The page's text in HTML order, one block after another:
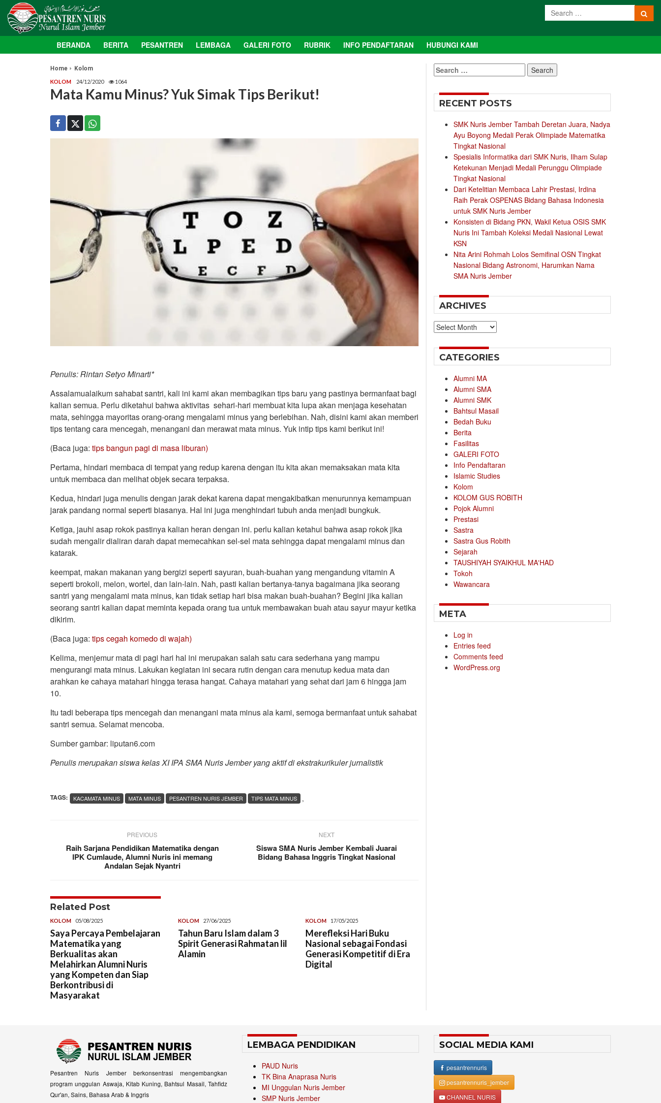
BERANDA BERITA PESANTREN LEMBAGA GALERI FOTO RUBRIK INFO PENDAFTARAN HUBUNGI KAMI
Home Kolom
KOLOM 24/12/2020 1064
Mata Kamu Minus? Yuk Simak Tips Berikut!
Penulis: Rintan Setyo Minarti*
Assalamualaikum sahabat santri, kali ini kami akan membagikan tips baru yang pastinya bermanfaat bagi
kalian semua. Perlu diketahui bahwa aktivitas sehari-hari membuat kita lupa akan menjaga kesehatan
mata, sehingga mayoritas orang-orang mengalami minus yang berlebihan. Nah, disini kami akan memberi
tips tentang cara mencegah, menangani dan merawat mata minus. Yuk intip tips kami berikut ini!
(Baca juga: tips bangun pagi di masa liburan)
Pertama, hindari membaca di tempat yang redup karena dengan itu kita akan memaksakan mata kita
untuk membaca dan melihat objek secara terpaksa.
Kedua, hindari juga menulis dengan jarak dekat karena dapat mengakibatkan menurunnya kemampuan
jarak pandang normal seperti biasanya. Hal ini juga menghindari tubuh anda menjadi bungkuk.
Ketiga, jauhi asap rokok pastinya kalian heran dengan ini. perlu kalian ketahui bahwa asap rokok jika
sudah mengalir dialiran darah dapat memecahkan sel-sel mata sehingga dapat mengalami minus dan
katarak.
keempat, makan makanan yang bergizi seperti sayuran, buah-buahan yang mengandung vitamin A
seperti brokoli, melon, wortel, dan lain-lain. Nah, pasti kalian bertanya-tanya bagaimana jika seorang
santri yang mengalami mata minus, kan tidak setiap hari bisa makan buah-buahan? Begini jika kalian
seorang santri kalian dapat meminta kepada orang tua untuk membawakan buah atau sayur mayur ketika
dikirim.
(Baca juga: tips cegah komedo di wajah)
Kelima, menjemur mata di pagi hari hal ini merupakan salah satu cara sederhana yang mampu
mengurangi mata minus. Lakukan kegiatan ini secara rutin dengan cara menutup kedua mata dan
arahkan ke cahaya matahari hingga terasa hangat. Cahaya matahari yang sehat dari jam 6 hingga jam
10.
Itu tadi beberapa tips mencegah dan menangani mata minus ala kami, semoga bermanfaat untuk sahabat
santri semua. Selamat mencoba.
Sumber gambar: liputan6.com
Penulis merupakan siswa kelas XI IPA SMA Nuris Jember yang aktif di ekstrakurikuler jurnalistik
TAGS: ,
KACAMATA MINUS MATA MINUS PESANTREN NURIS JEMBER TIPS MATA MINUS
PREVIOUS
Raih Sarjana Pendidikan Matematika dengan
IPK Cumlaude, Alumni Nuris ini memang
Andalan Sejak Nyantri
NEXT
Siswa SMA Nuris Jember Kembali Juarai
Bidang Bahasa Inggris Tingkat Nasional
Related Post
KOLOM 05/08/2025
Saya Percaya Pembelajaran
Matematika yang
Berkualitas akan
Melahirkan Alumni Nuris
yang Kompeten dan Siap
Berkontribusi di
Masyarakat
KOLOM 27/06/2025
Tahun Baru Islam dalam 3
Spirit Generasi Rahmatan lil
Alamin
KOLOM 17/05/2025
Merefleksi Hari Buku
Nasional sebagai Fondasi
Generasi Kompetitif di Era
Digital
Search
for:
RECENT POSTS
SMK Nuris Jember Tambah Deretan Juara, Nadya
Ayu Boyong Medali Perak Olimpiade Matematika
Tingkat Nasional
Spesialis Informatika dari SMK Nuris, Ilham Sulap
Ketekunan Menjadi Medali Perunggu Olimpiade
Tingkat Nasional
Dari Ketelitian Membaca Lahir Prestasi, Irdina
Raih Perak OSPENAS Bidang Bahasa Indonesia
untuk SMK Nuris Jember
Konsisten di Bidang PKN, Wakil Ketua OSIS SMK
Nuris Ini Tambah Koleksi Medali Nasional Lewat
KSN
Nita Arini Rohmah Lolos Semifinal OSN Tingkat
Nasional Bidang Astronomi, Harumkan Nama
SMA Nuris Jember
ARCHIVES
Archives
CATEGORIES
Alumni MA
Alumni SMA
Alumni SMK
Bahtsul Masail
Bedah Buku
Berita
Fasilitas
GALERI FOTO
Info Pendaftaran
Islamic Studies
Kolom
KOLOM GUS ROBITH
Pojok Alumni
Prestasi
Sastra
Sastra Gus Robith
Sejarah
TAUSHIYAH SYAIKHUL MA'HAD
Tokoh
Wawancara
META
Log in
Entries feed
Comments feed
WordPress.org
Pesantren Nuris Jember berkonsentrasi mengembangkan
program unggulan Aswaja, Kitab Kuning, Bahtsul Masail, Tahfidz
Qur'an, Sains, Bahasa Arab & Inggris
LEMBAGA PENDIDIKAN
PAUD Nuris
TK Bina Anaprasa Nuris
MI Unggulan Nuris Jember
SMP Nuris Jember
SOCIAL MEDIA KAMI
pesantrennuris
pesantrennuris_jember
CHANNEL NURIS